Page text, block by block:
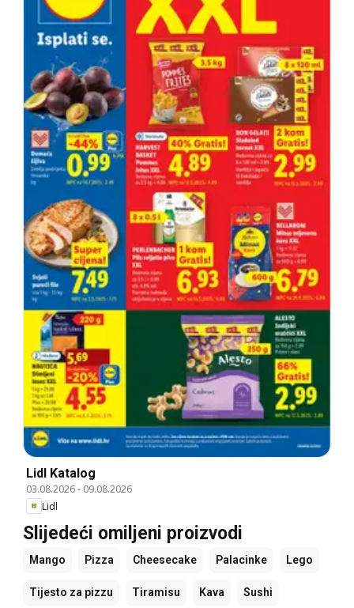
Lidl Katalog
03.08.2026- 09.08.2026
Lidl
Slijedeći omiljeni proizvodi
Mango Pizza Cheesecake Palacinke Lego
Tijesto za pizzu Tiramisu Kava Sushi